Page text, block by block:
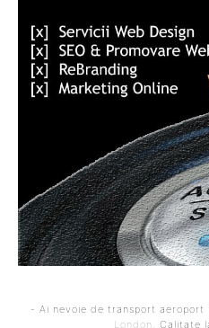
- Ai nevoie de transport aeroport
London . Calitate